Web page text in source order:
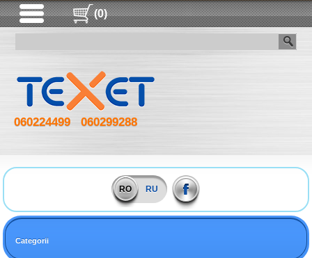
(0)
060224499 060299288
RO RU
Categorii